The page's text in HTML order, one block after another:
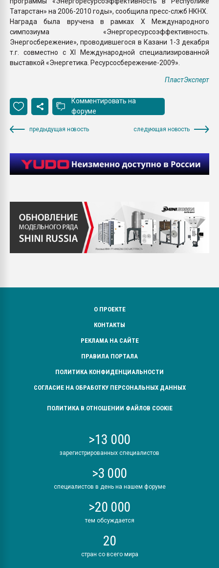
Татарстан» на 2006-2010 годы», сообщила пресс-слжб НКНХ.
Награда была вручена в рамках X Международного
симпозиума «Энергоресурсоэффективность.
Энергосбережение», проводившегося в Казани 1-3 декабря
т.г. совместно с XI Международной специализированной
выставкой «Энергетика. Ресурсосбережение-2009».
ПластЭксперт
Комментировать на
форуме
предыдущая новость следующая новость
О ПРОЕКТЕ
КОНТАКТЫ
РЕКЛАМА НА САЙТЕ
ПРАВИЛА ПОРТАЛА
ПОЛИТИКА КОНФИДЕНЦИАЛЬНОСТИ
СОГЛАСИЕ НА ОБРАБОТКУ ПЕРСОНАЛЬНЫХ ДАННЫХ
ПОЛИТИКА В ОТНОШЕНИИ ФАЙЛОВ COOKIE
>13 000
зарегистрированных специалистов
>3 000
специалистов в день на нашем форуме
>20 000
тем обсуждается
20
стран со всего мира